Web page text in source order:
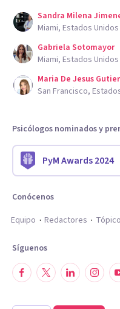
Sandra Milena
Miami, Estados
Gabriela Sotomayor
Miami, Estados
Maria De Jesus
San Francisco,
Psicólogos nominados y
PyM Awards 2024
Conócenos
Equipo
Redactores
Síguenos